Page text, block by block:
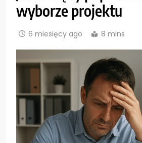
wyborze projektu
6 miesięcy ago 8 mins